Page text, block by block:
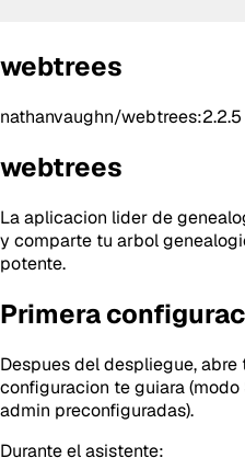
webtrees
nathanvaughn/webtrees:2.2.5
webtrees
La aplicacion lider de
y comparte tu arbol
potente.
Primera
Despues del despliegue,
configuracion te guiara
admin preconfiguradas).
Durante el asistente: